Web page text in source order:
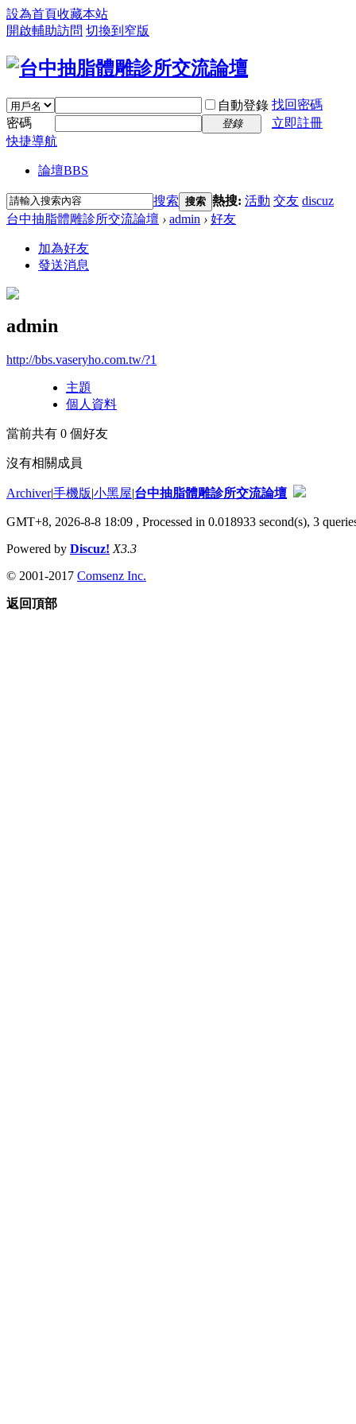
設為首頁收藏本站
開啟輔助訪問 切換到窄版
自動登錄 找回密碼
密碼
登錄
立即註冊
快捷導航
論壇BBS
搜索 搜索 熱搜: 活動 交友 discuz
台中抽脂體雕診所交流論壇 › admin › 好友
加為好友
發送消息
admin
http://bbs.vaseryho.com.tw/?1
主題
個人資料
當前共有 0 個好友
沒有相關成員
Archiver|手機版|小黑屋|台中抽脂體雕診所交流論壇
GMT+8, 2026-8-8 18:09 , Processed in 0.018933 second(s), 3
Powered by Discuz! X3.3
© 2001-2017 Comsenz Inc.
返回頂部